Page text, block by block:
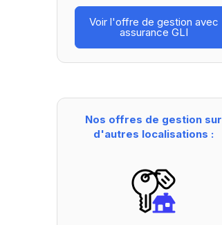
Voir l'offre de gestion avec
assurance GLI
Nos offres de gestion sur
d'autres localisations :